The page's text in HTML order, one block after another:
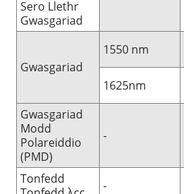
Sero Llethr
Gwasgariad
Gwasgariad
1550 nm
1625nm
Gwasgariad
Modd
Polareiddio
(PMD)
-
Tonfedd
-